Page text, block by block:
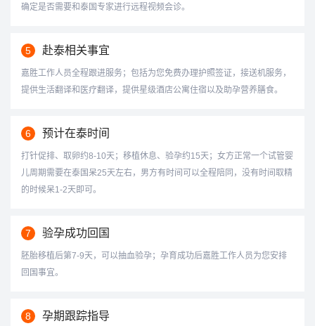
确定是否需要和泰国专家进行远程视频会诊。
5 赴泰相关事宜
嘉胜工作人员全程跟进服务；包括为您免费办理护照签证，接送机服务，
提供生活翻译和医疗翻译，提供星级酒店公寓住宿以及助孕营养膳食。
6 预计在泰时间
打针促排、取卵约8-10天；移植休息、验孕约15天；女方正常一个试管婴
儿周期需要在泰国呆25天左右，男方有时间可以全程陪同，没有时间取精
的时候呆1-2天即可。
7 验孕成功回国
胚胎移植后第7-9天，可以抽血验孕；孕育成功后嘉胜工作人员为您安排
回国事宜。
8 孕期跟踪指导